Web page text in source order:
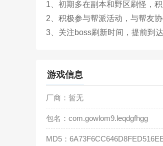
1、初期多在副本和野区刷怪，
2、积极参与帮派活动，与帮友
3、关注boss刷新时间，提前到
游戏信息
厂商：暂无
包名：com.gowlom9.leqdgfhgg
MD5：